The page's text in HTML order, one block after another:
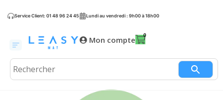
Service Client: 01 48 96 24 45 Lundi au vendredi : 9h00 à 18h00
Mon compte